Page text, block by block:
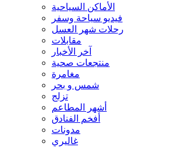
الأماكن السياحية
فيديو سياحة وسفر
رحلات شهر العسل
مقابلات
آخر الأخبار
منتجعات صحية
مغامرة
شمس و بحر
تزلج
أشهر المطاعم
أفخم الفنادق
مدونات
غاليري